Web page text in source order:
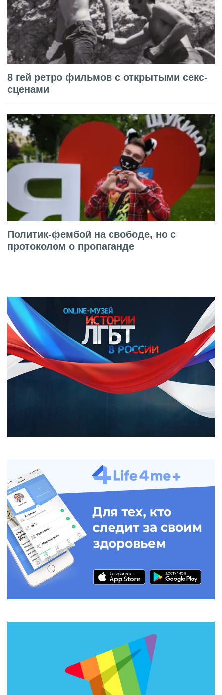
8 гей ретро фильмов с открытыми секс-
сценами
Политик-фембой на свободе, но с
протоколом о пропаганде